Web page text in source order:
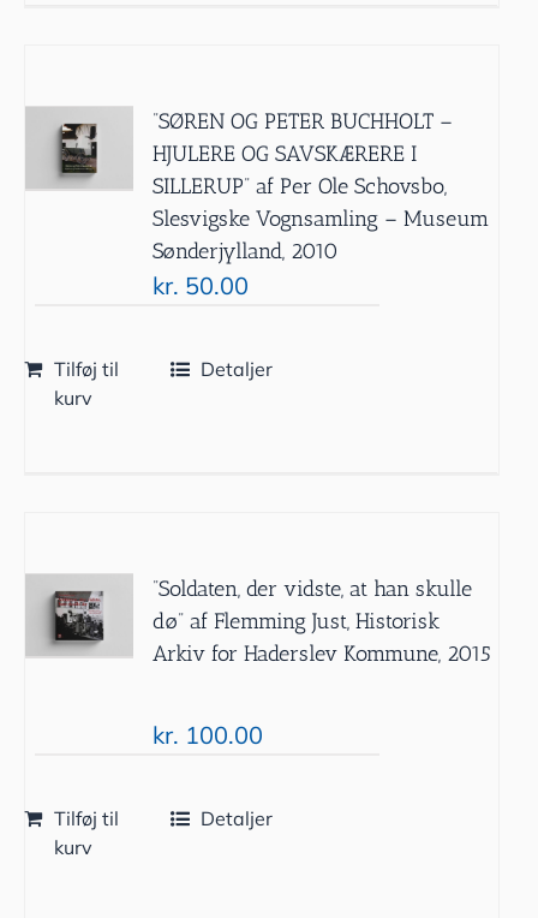
”SØREN OG PETER BUCHHOLT –
HJULERE OG SAVSKÆRERE I
SILLERUP” af Per Ole Schovsbo,
Slesvigske Vognsamling – Museum
Sønderjylland, 2010
kr. 50.00
Tilføj til
kurv
Detaljer
”Soldaten, der vidste, at han skulle
dø” af Flemming Just, Historisk
Arkiv for Haderslev Kommune, 2015
kr. 100.00
Tilføj til
kurv
Detaljer